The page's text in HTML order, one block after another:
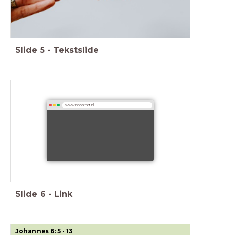
Slide 5 - Tekstslide
www.npostart.nl
Slide 6 - Link
Johannes 6: 5 - 13